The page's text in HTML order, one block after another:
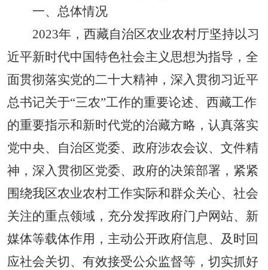
一、总体情况
2023年，西藏自治区农业农村厅坚持以习
近平新时代中国特色社会主义思想为指导，全
面贯彻落实党的二十大精神，深入贯彻习近平
总书记关于“三农”工作的重要论述、西藏工作
的重要指示和新时代党的治藏方略，认真落实
党中央、自治区党委、政府涉农会议、文件精
神，深入贯彻区党委、政府的决策部署，紧紧
围绕我区农业农村工作实际和群众关心、社会
关注的重点领域，充分发挥政府门户网站、新
媒体等载体作用，主动公开政府信息、及时回
应社会关切、有效接受公众监督等，切实抓好